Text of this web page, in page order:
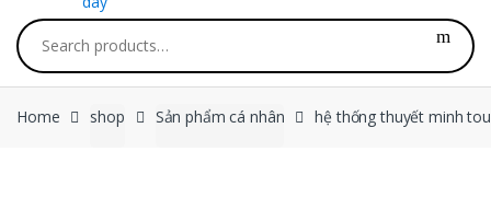
Search for:
Home shop Sản phẩm cá nhân hệ thống thuyết minh